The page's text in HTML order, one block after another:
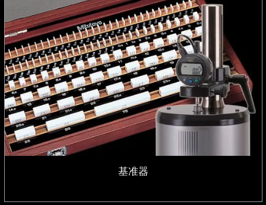
基准器
基准器